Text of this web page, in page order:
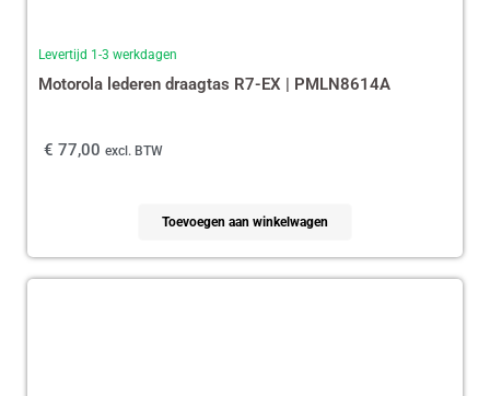
Levertijd 1-3 werkdagen
Motorola lederen draagtas R7-EX | PMLN8614A
€ 77,00 excl. BTW
Toevoegen aan winkelwagen